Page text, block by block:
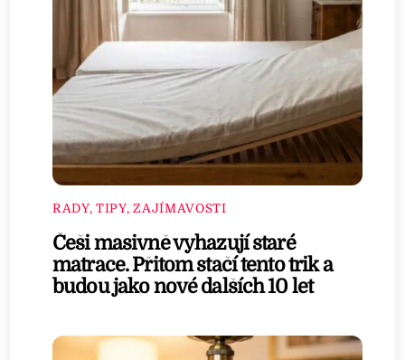
RADY, TIPY, ZAJÍMAVOSTI
Češi masivně vyhazují staré
matrace. Přitom stačí tento trik a
budou jako nové dalších 10 let